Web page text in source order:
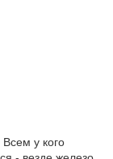
у кого